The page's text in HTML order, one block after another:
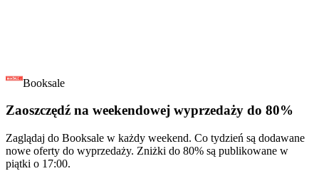
Booksale
Zaoszczędź na weekendowej wyprzedaży do 80%
Zaglądaj do Booksale w każdy weekend. Co tydzień są dodawane
nowe oferty do wyprzedaży. Zniżki do 80% są publikowane w
piątki o 17:00.